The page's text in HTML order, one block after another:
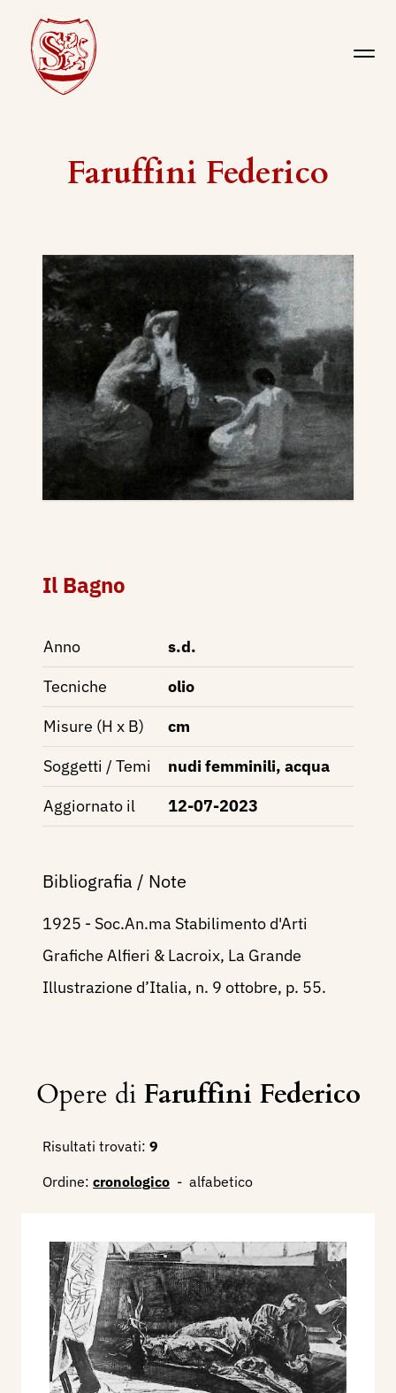
Faruffini Federico
Il Bagno
Anno
s.d.
Tecniche
olio
Misure (H x B)
cm
Soggetti / Temi
nudi femminili, acqua
Aggiornato il
12-07-2023
Bibliografia / Note
1925 - Soc.An.ma Stabilimento d'Arti
Grafiche Alfieri & Lacroix, La Grande
Illustrazione d’Italia, n. 9 ottobre, p. 55.
Opere di Faruffini Federico
Risultati trovati: 9
Ordine: cronologico - alfabetico